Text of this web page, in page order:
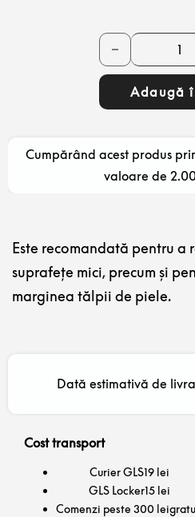
Cantitate
Adaugă
Cumpărând acest produs
valoare de
Este recomandată pentru a
suprafețe mici, precum și
marginea tălpii de piele.
Dată estimativă de
Cost transport
Curier GLS19 lei
GLS Locker15 lei
Comenzi peste 300 lei